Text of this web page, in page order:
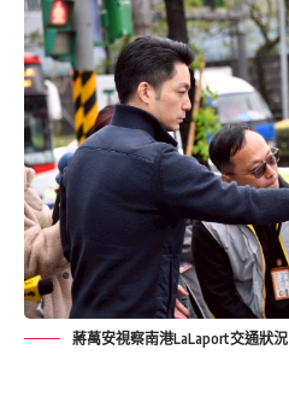
蔣萬安視察南港LaLaport交通狀況